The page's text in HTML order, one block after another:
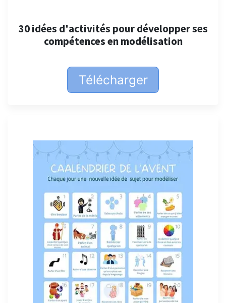
30 idées d'activités pour développer ses
compétences en modélisation
Télécharger